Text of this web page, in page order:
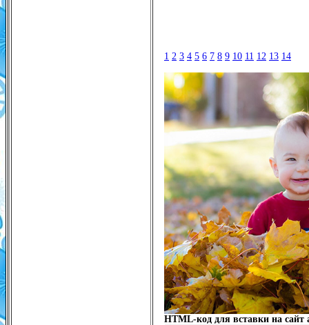
1 2 3 4 5 6 7 8 9 10 11 12 13 14
HTML-код для вставки на сайт